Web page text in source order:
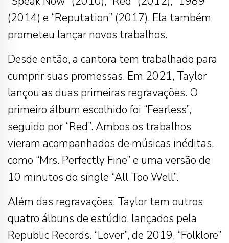
(2014) e “Reputation” (2017). Ela também
prometeu lançar novos trabalhos.
Desde então, a cantora tem trabalhado para
cumprir suas promessas. Em 2021, Taylor
lançou as duas primeiras regravações. O
primeiro álbum escolhido foi “Fearless”,
seguido por “Red”. Ambos os trabalhos
vieram acompanhados de músicas inéditas,
como “Mrs. Perfectly Fine” e uma versão de
10 minutos do single “All Too Well”.
Além das regravações, Taylor tem outros
quatro álbuns de estúdio, lançados pela
Republic Records. “Lover”, de 2019, “Folklore”